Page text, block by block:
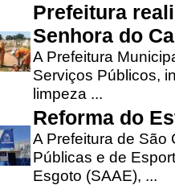
Prefeitura
Senhora do
A Prefeitura
Serviços Públicos,
limpeza ...
Reforma do
A Prefeitura de São
Públicas e de
Esgoto (SAAE), ...